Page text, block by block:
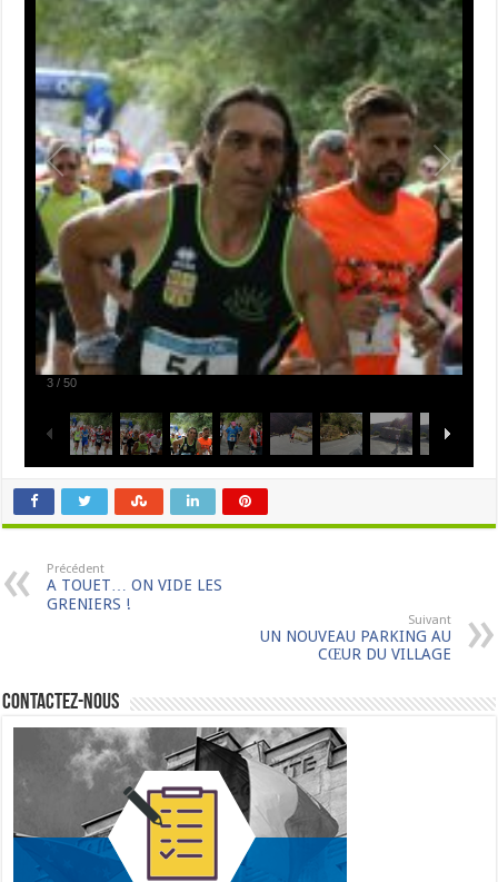
3 /50
Précédent
A TOUET… ON VIDE LES
GRENIERS !
Suivant
UN NOUVEAU PARKING AU
CŒUR DU VILLAGE
Contactez-nous